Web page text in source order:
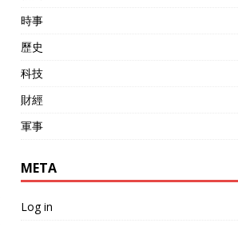
時事
歷史
科技
財經
軍事
META
Log in